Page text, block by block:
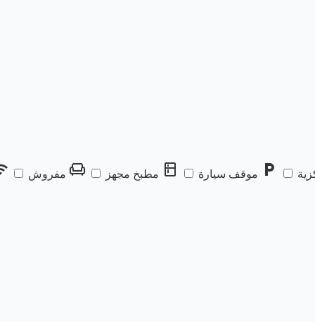
local_parking موقف سيارة kitchen مطبخ مجهز chair مفروش